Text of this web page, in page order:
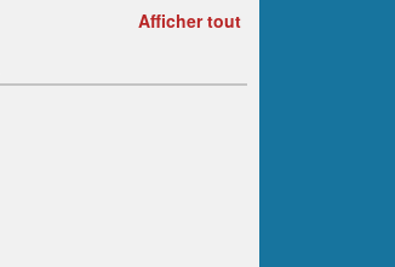
Afficher tout